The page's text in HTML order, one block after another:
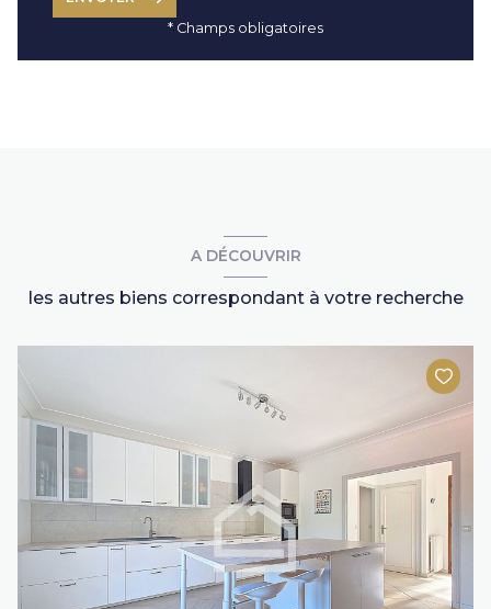
* Champs obligatoires
A DÉCOUVRIR
les autres biens correspondant à votre recherche